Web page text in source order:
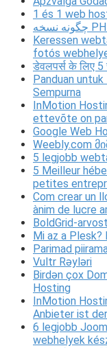
1 és 1 web
Keressen
fotós
डेवलपर्स के लिए 5
Panduan
Sempurna
InMotion
ettevõte on
Google Web
Weebly.com
5 legjobb
5 Meilleur
petites
Com crear un
ànim de lucre
BoldGrid-
Mi az a
Parimad
Vultr Rəyləri
Birdən çox
Hosting
InMotion
Anbieter ist
6 legjobb
webhelyek